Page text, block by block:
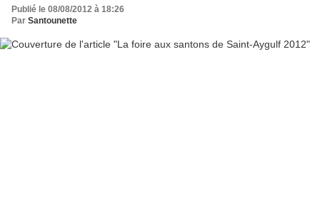
Publié le 08/08/2012 à 18:26
Par Santounette